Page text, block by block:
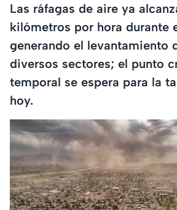
Las ráfagas de aire ya
kilómetros por hora durante
generando el levantamiento
diversos sectores; el punto
temporal se espera para la
hoy.